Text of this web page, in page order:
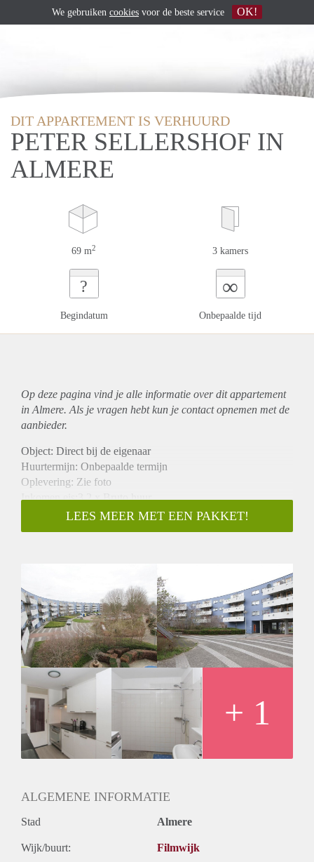
DIT APPARTEMENT IS VERHUURD
PETER SELLERSHOF IN
ALMERE
69 m2 3 kamers
?
Begindatum
∞
Onbepaalde tijd
Op deze pagina vind je alle informatie over ditappartement
in Almere. Als je vragen hebt kun je contact opnemen met de
aanbieder.
Object: Direct bij de eigenaar
Huurtermijn: Onbepaalde termijn
Oplevering: Zie foto
Inkomen eis:3,2 x Bruto huur
Garantiestelling mogelijk: Ja
Borg: 1 Maand
Huisdieren toegestaan: Afhankelijk van de Eigenaar
Huurtoeslag grens: Nee
Geschikt voor studenten: Afhankelijk van de Eigenaar
LEES MEER MET EEN PAKKET!
+ 1
ALGEMENE INFORMATIE
Stad Almere
Wijk/buurt: Filmwijk
We gebruiken cookies voor de beste service OK!